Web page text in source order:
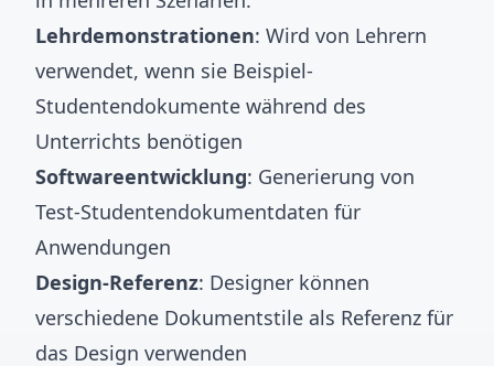
Lehrdemonstrationen: Wird von Lehrern
verwendet, wenn sie Beispiel-
Studentendokumente während des
Unterrichts benötigen
Softwareentwicklung: Generierung von
Test-Studentendokumentdaten für
Anwendungen
Design-Referenz: Designer können
verschiedene Dokumentstile als Referenz für
das Design verwenden